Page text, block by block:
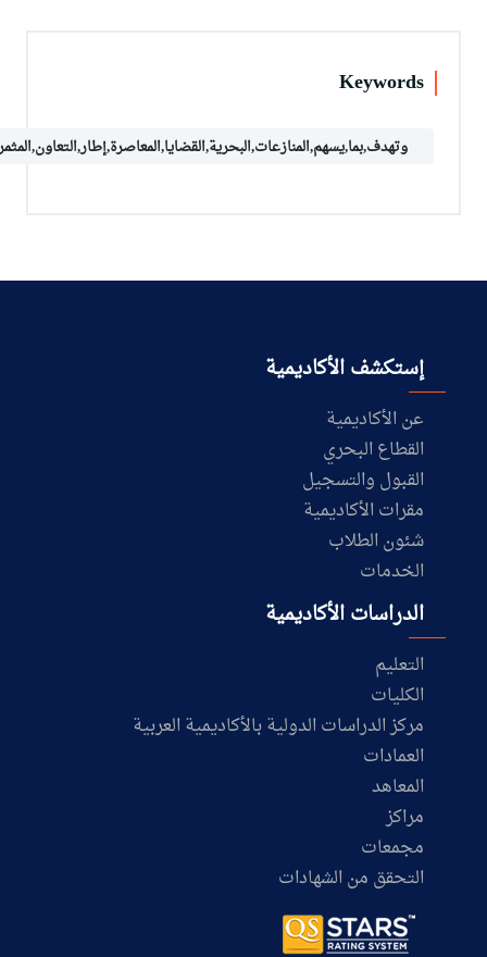
Keywords
إستكشف الأكاديمية
عن الأكاديمية
القطاع البحري
القبول والتسجيل
مقرات الأكاديمية
شئون الطلاب
الخدمات
الدراسات الأكاديمية
التعليم
الكليات
مركز الدراسات الدولية بالأكاديمية العربية
العمادات
المعاهد
مراكز
مجمعات
التحقق من الشهادات